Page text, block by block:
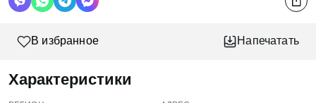
В избранное Напечатать
Характеристики